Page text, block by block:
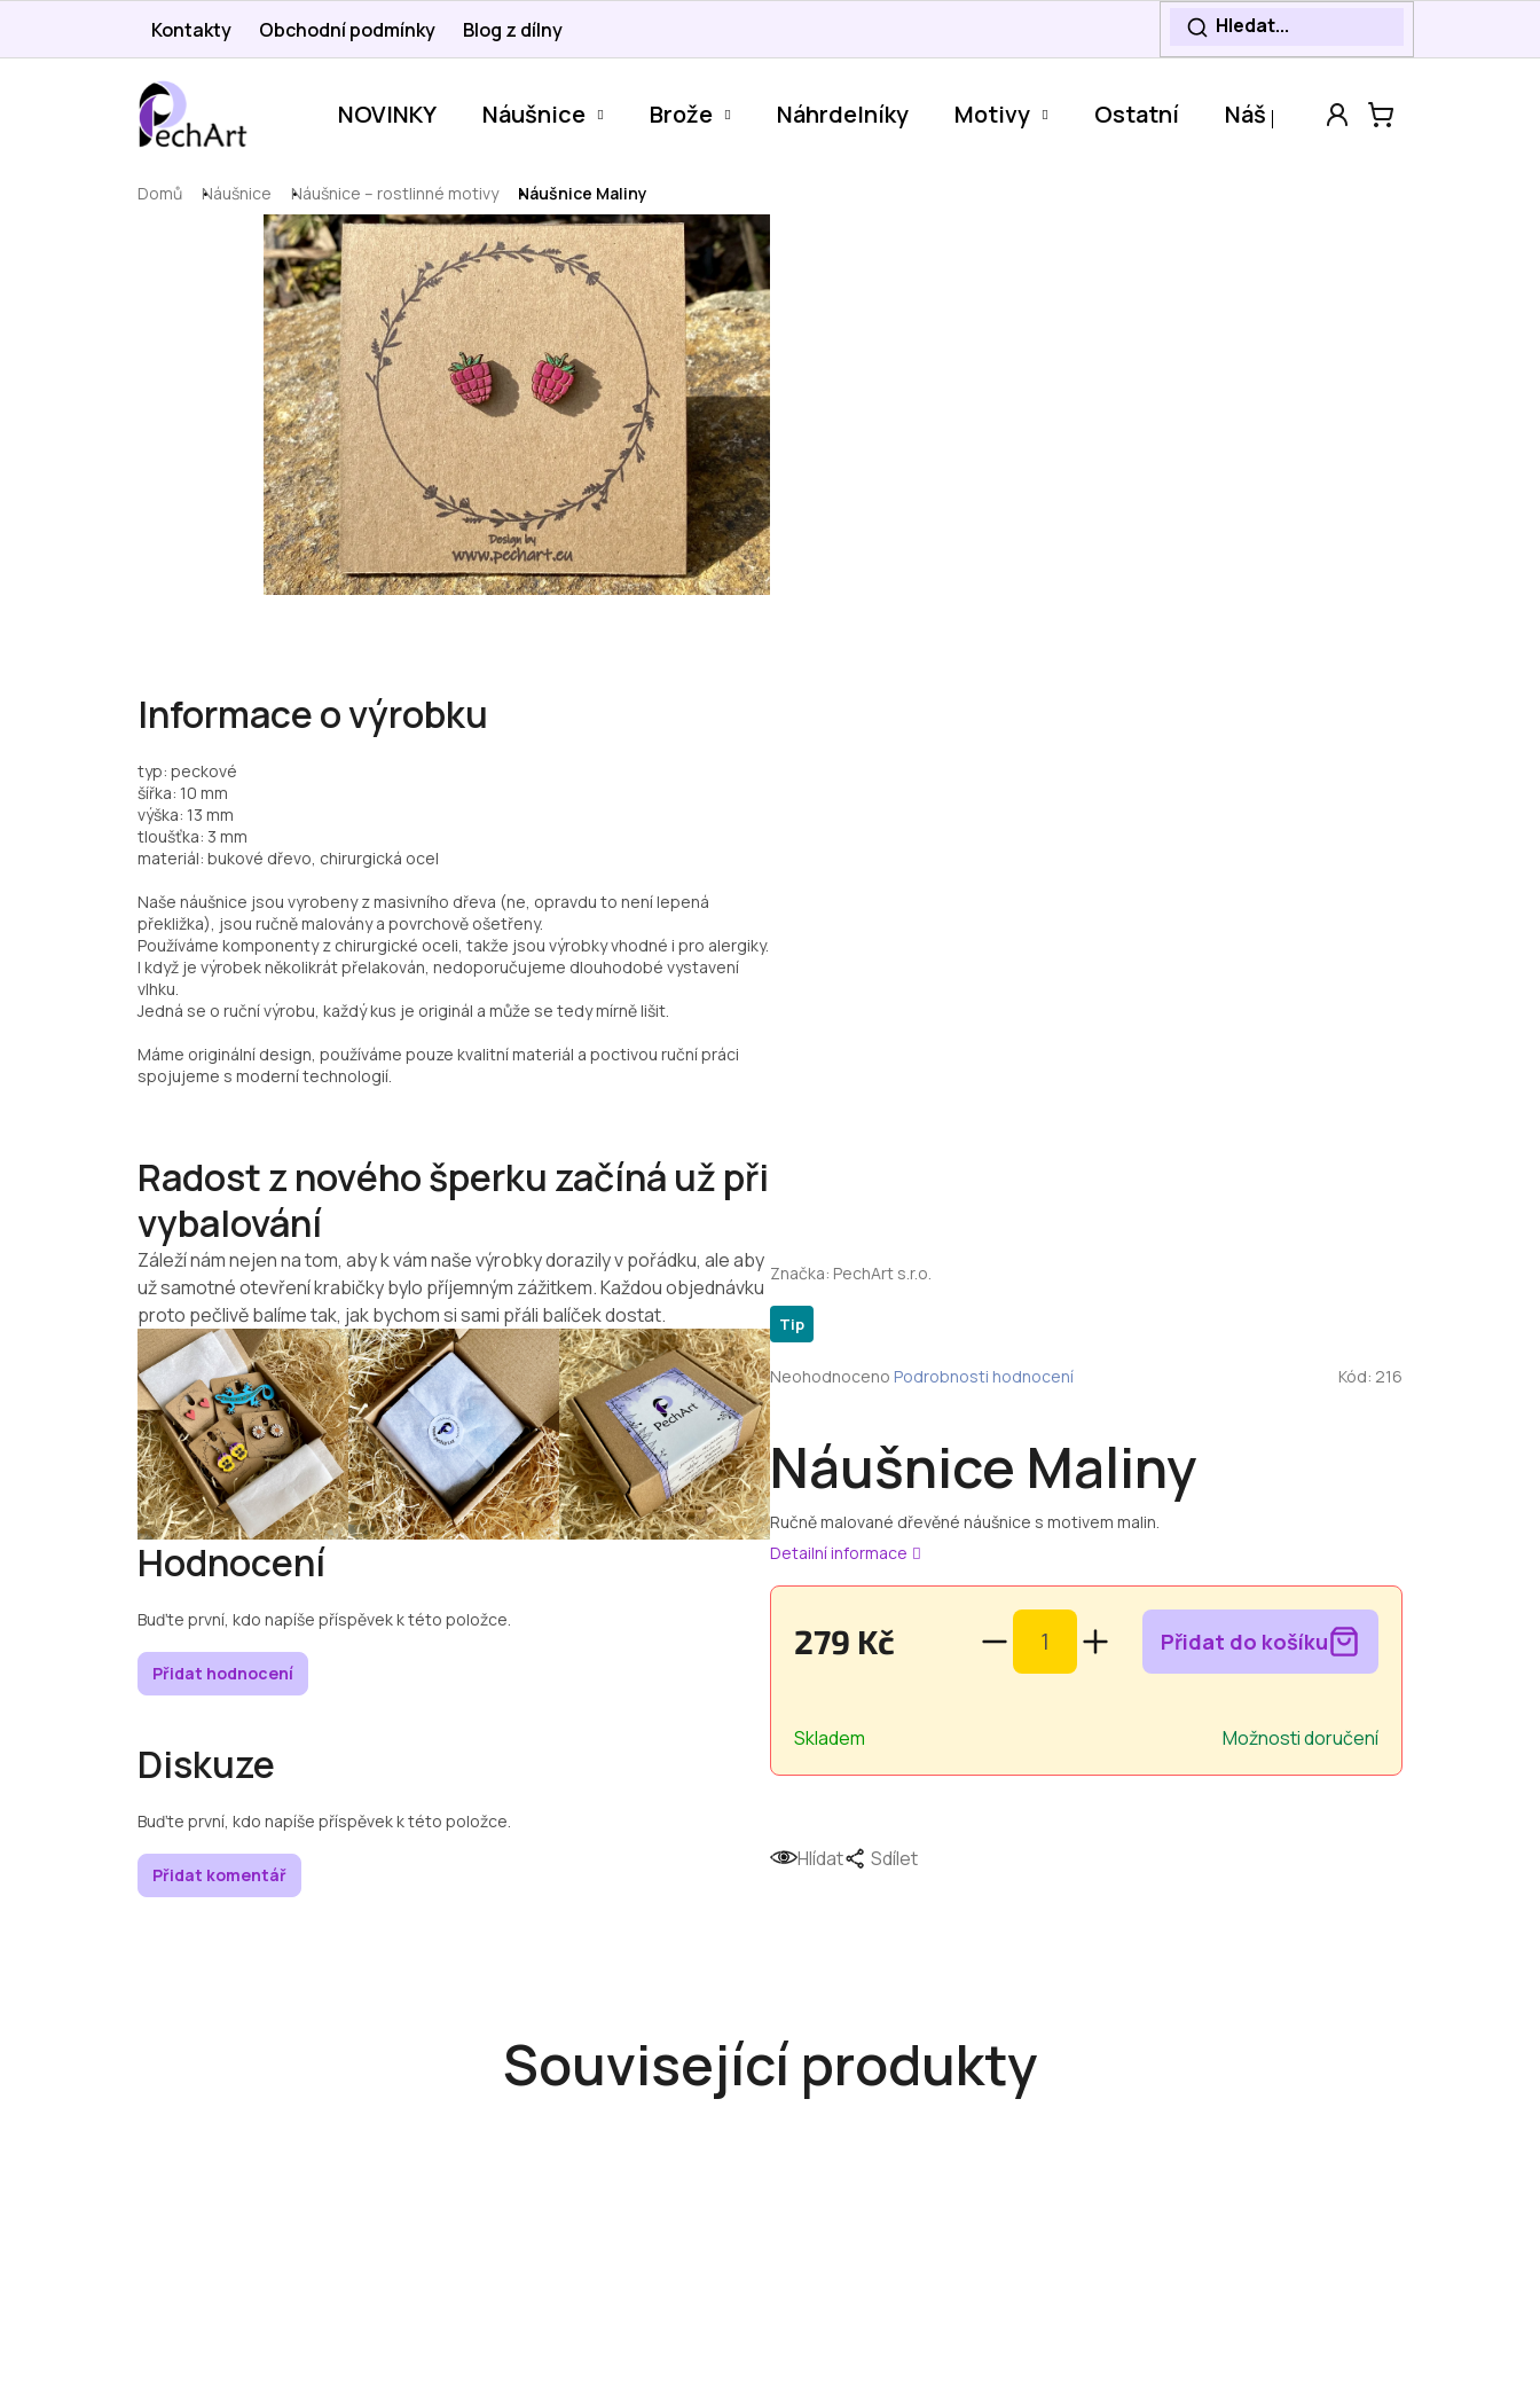
obsah
Kontakty Obchodní podmínky Blog z dílny
NOVINKY Náušnice Brože Náhrdelníky Motivy Ostatní Náš příběh
Domů Náušnice Náušnice – rostlinné motivy Náušnice Maliny
Informace o výrobku
typ: peckové
šířka: 10 mm
výška: 13 mm
tloušťka: 3 mm
materiál: bukové dřevo, chirurgická ocel
Naše náušnice jsou vyrobeny z masivního dřeva (ne, opravdu to není lepená
překližka), jsou ručně malovány a povrchově ošetřeny.
Používáme komponenty z chirurgické oceli, takže jsou výrobky vhodné i pro alergiky.
I když je výrobek několikrát přelakován, nedoporučujeme dlouhodobé vystavení
vlhku.
Jedná se o ruční výrobu, každý kus je originál a může se tedy mírně lišit.
Máme originální design, používáme pouze kvalitní materiál a poctivou ruční práci
spojujeme s moderní technologií.
Hodnocení
Buďte první, kdo napíše příspěvek k této položce.
Přidat hodnocení
Diskuze
Buďte první, kdo napíše příspěvek k této položce.
Přidat komentář
Radost z nového šperku začíná už při
vybalování
Záleží nám nejen na tom, aby k vám naše výrobky dorazily v pořádku, ale aby
už samotné otevření krabičky bylo příjemným zážitkem. Každou objednávku
proto pečlivě balíme tak, jak bychom si sami přáli balíček dostat.
Značka: PechArt s.r.o.
Tip
Náušnice Maliny
Ručně malované dřevěné náušnice s motivem malin.
Detailní informace
Hlídat Sdílet
279 Kč Přidat do košíku
Skladem Možnosti doručení
Průměrné
hodnocení
produktu
je
0,0
z
hvězdiček.
Neohodnoceno Podrobnosti hodnocení Kód: 216
Související produkty